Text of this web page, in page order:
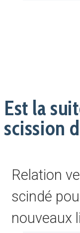
Est la
scission
Relation vers le lieu qui s’est
scindé
nouveaux